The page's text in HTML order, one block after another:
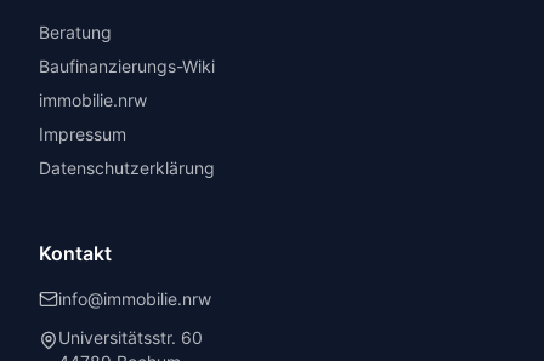
Beratung
Baufinanzierungs-Wiki
immobilie.nrw
Impressum
Datenschutzerklärung
Kontakt
info@immobilie.nrw
Universitätsstr. 60